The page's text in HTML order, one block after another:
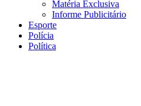
Matéria Exclusiva
Informe Publicitário
Esporte
Polícia
Política